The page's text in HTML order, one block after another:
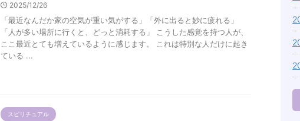
2025/12/26
「最近なんだか家の空気が重い気がする」「外に出ると妙に疲れる」
「人が多い場所に行くと、どっと消耗する」 こうした感覚を持つ人が、
ここ最近とても増えているように感じます。 これは特別な人だけに起き
ている ...
スピリチュアル